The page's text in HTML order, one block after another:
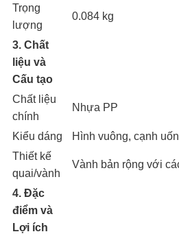
Trọng
lượng
0.084 kg
3. Chất
liệu và
Cấu tạo
Chất liệu
chính
Nhựa PP
Kiểu dáng
Hình vuông, cạnh
Thiết kế
quai/vành
Vành bản rộng với
4. Đặc
điểm và
Lợi ích